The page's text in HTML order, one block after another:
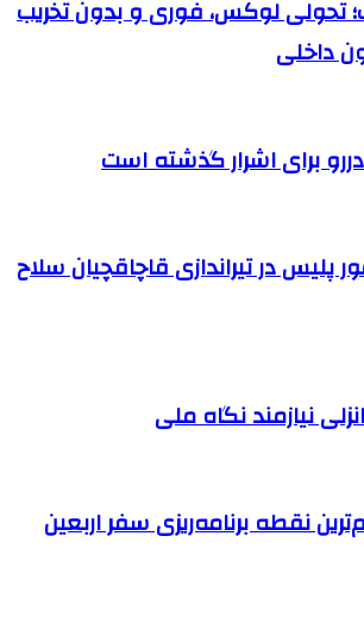
تحولی لوکس، فوری و بدون تخریب
داخلی
برای اشرار گذشته است
پلیس در تیراندازی قاچاقچیان سلاح
نیازمند نگاه ملی
نقطه برنامه‌ریزی سفر اربعین